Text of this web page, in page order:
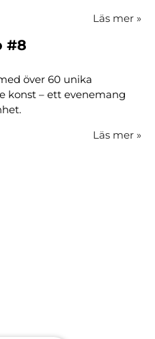
Läs mer »
#8
över 60 unika
konst – ett evenemang
Läs mer »